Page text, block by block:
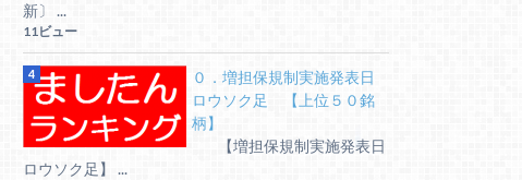
新〕 ...
11ビュー
０．増担保規制実施発表日
ロウソク足 【上位５０銘
柄】
【増担保規制実施発表日
ロウソク足】 ...